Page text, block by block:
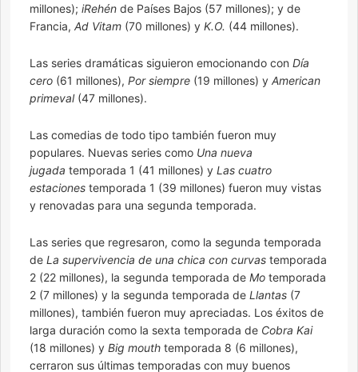
millones); iRehén de Países Bajos (57 millones); y de
Francia, Ad Vitam (70 millones) y K.O. (44 millones).
Las series dramáticas siguieron emocionando con Día
cero (61 millones), Por siempre (19 millones) y American
primeval (47 millones).
Las comedias de todo tipo también fueron muy
populares. Nuevas series como Una nueva
jugada temporada 1 (41 millones) y Las cuatro
estaciones temporada 1 (39 millones) fueron muy vistas
y renovadas para una segunda temporada.
Las series que regresaron, como la segunda temporada
de La supervivencia de una chica con curvas temporada
2 (22 millones), la segunda temporada de Mo temporada
2 (7 millones) y la segunda temporada de Llantas (7
millones), también fueron muy apreciadas. Los éxitos de
larga duración como la sexta temporada de Cobra Kai
(18 millones) y Big mouth temporada 8 (6 millones),
cerraron sus últimas temporadas con muy buenos